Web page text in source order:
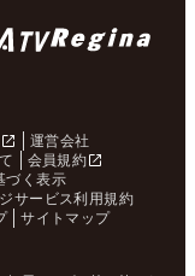
運営会社
会員規約
づく表示
サービス利用規約
サイトマップ